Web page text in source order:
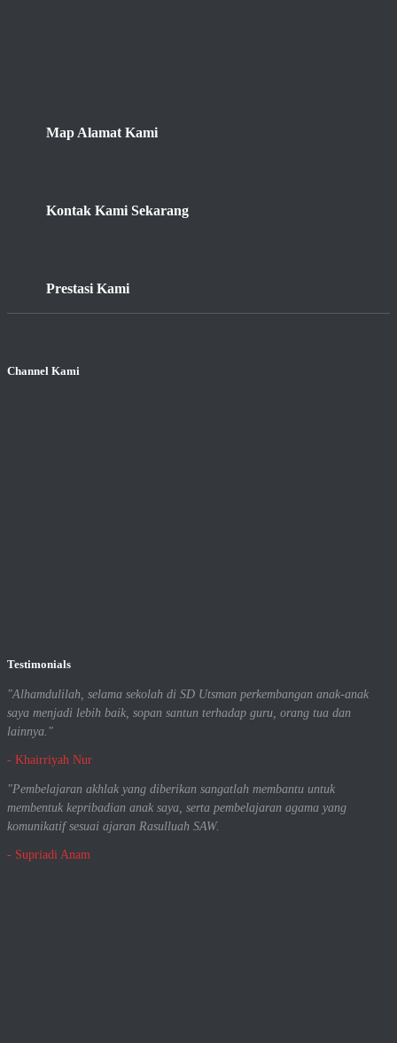
Map Alamat Kami
Kontak Kami Sekarang
Prestasi Kami
Channel Kami
Testimonials
"Alhamdulilah, selama sekolah di SD Utsman perkembangan anak-anak
saya menjadi lebih baik, sopan santun terhadap guru, orang tua dan
lainnya."
- Khairriyah Nur
"Pembelajaran akhlak yang diberikan sangatlah membantu untuk
membentuk kepribadian anak saya, serta pembelajaran agama yang
komunikatif sesuai ajaran Rasulluah SAW.
- Supriadi Anam